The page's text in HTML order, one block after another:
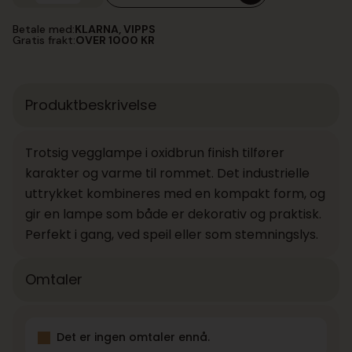
antall
Betale med:KLARNA, VIPPS
Gratis frakt:OVER 1000 KR
Produktbeskrivelse
Trotsig vegglampe i oxidbrun finish tilfører
karakter og varme til rommet. Det industrielle
uttrykket kombineres med en kompakt form, og
gir en lampe som både er dekorativ og praktisk.
Perfekt i gang, ved speil eller som stemningslys.
Omtaler
Det er ingen omtaler ennå.